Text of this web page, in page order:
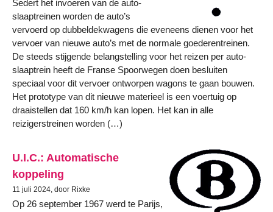
Sedert het invoeren van de auto-
slaaptreinen worden de auto’s
vervoerd op dubbeldekwagens die eveneens dienen voor het
vervoer van nieuwe auto’s met de normale goederentreinen.
De steeds stijgende belangstelling voor het reizen per auto-
slaaptrein heeft de Franse Spoorwegen doen besluiten
speciaal voor dit vervoer ontworpen wagons te gaan bouwen.
Het prototype van dit nieuwe materieel is een voertuig op
draaistellen dat 160 km/h kan lopen. Het kan in alle
reizigerstreinen worden (…)
U.I.C.: Automatische
koppeling
11 juli 2024, door Rixke
Op 26 september 1967 werd te Parijs,